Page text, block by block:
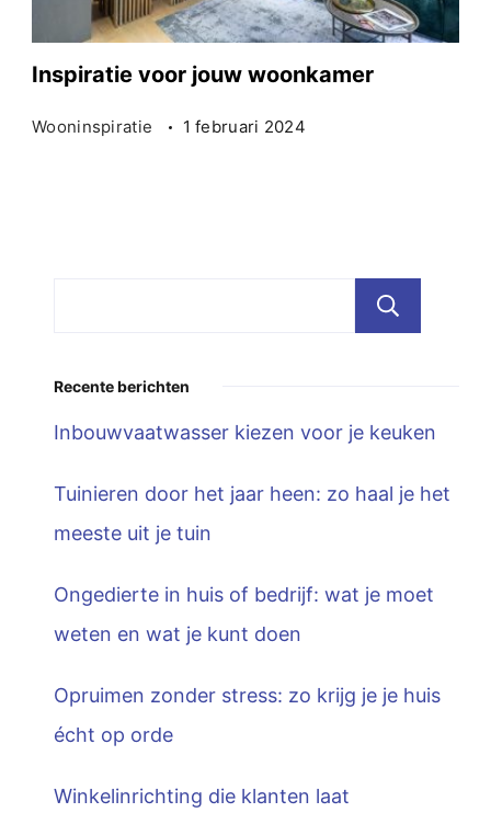
Inspiratie voor jouw woonkamer
Wooninspiratie 1 februari 2024
Recente berichten
Inbouwvaatwasser kiezen voor je keuken
Tuinieren door het jaar heen: zo haal je het
meeste uit je tuin
Ongedierte in huis of bedrijf: wat je moet
weten en wat je kunt doen
Opruimen zonder stress: zo krijg je je huis
écht op orde
Winkelinrichting die klanten laat